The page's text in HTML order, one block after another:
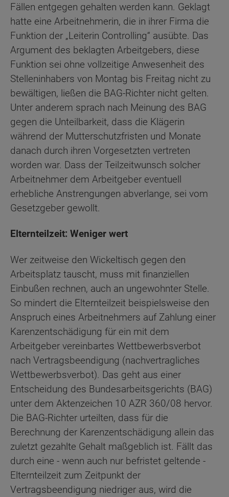
Fällen entgegen gehalten werden kann. Geklagt
hatte eine Arbeitnehmerin, die in ihrer Firma die
Funktion der „Leiterin Controlling“ ausübte. Das
Argument des beklagten Arbeitgebers, diese
Funktion sei ohne vollzeitige Anwesenheit des
Stelleninhabers von Montag bis Freitag nicht zu
bewältigen, ließen die BAG-Richter nicht gelten.
Unter anderem sprach nach Meinung des BAG
gegen die Unteilbarkeit, dass die Klägerin
während der Mutterschutzfristen und Monate
danach durch ihren Vorgesetzten vertreten
worden war. Dass der Teilzeitwunsch solcher
Arbeitnehmer dem Arbeitgeber eventuell
erhebliche Anstrengungen abverlange, sei vom
Gesetzgeber gewollt.
Elternteilzeit: Weniger wert
Wer zeitweise den Wickeltisch gegen den
Arbeitsplatz tauscht, muss mit finanziellen
Einbußen rechnen, auch an ungewohnter Stelle.
So mindert die Elternteilzeit beispielsweise den
Anspruch eines Arbeitnehmers auf Zahlung einer
Karenzentschädigung für ein mit dem
Arbeitgeber vereinbartes Wettbewerbsverbot
nach Vertragsbeendigung (nachvertragliches
Wettbewerbsverbot). Das geht aus einer
Entscheidung des Bundesarbeitsgerichts (BAG)
unter dem Aktenzeichen 10 AZR 360/08 hervor.
Die BAG-Richter urteilten, dass für die
Berechnung der Karenzentschädigung allein das
zuletzt gezahlte Gehalt maßgeblich ist. Fällt das
durch eine - wenn auch nur befristet geltende -
Elternteilzeit zum Zeitpunkt der
Vertragsbeendigung niedriger aus, wird die